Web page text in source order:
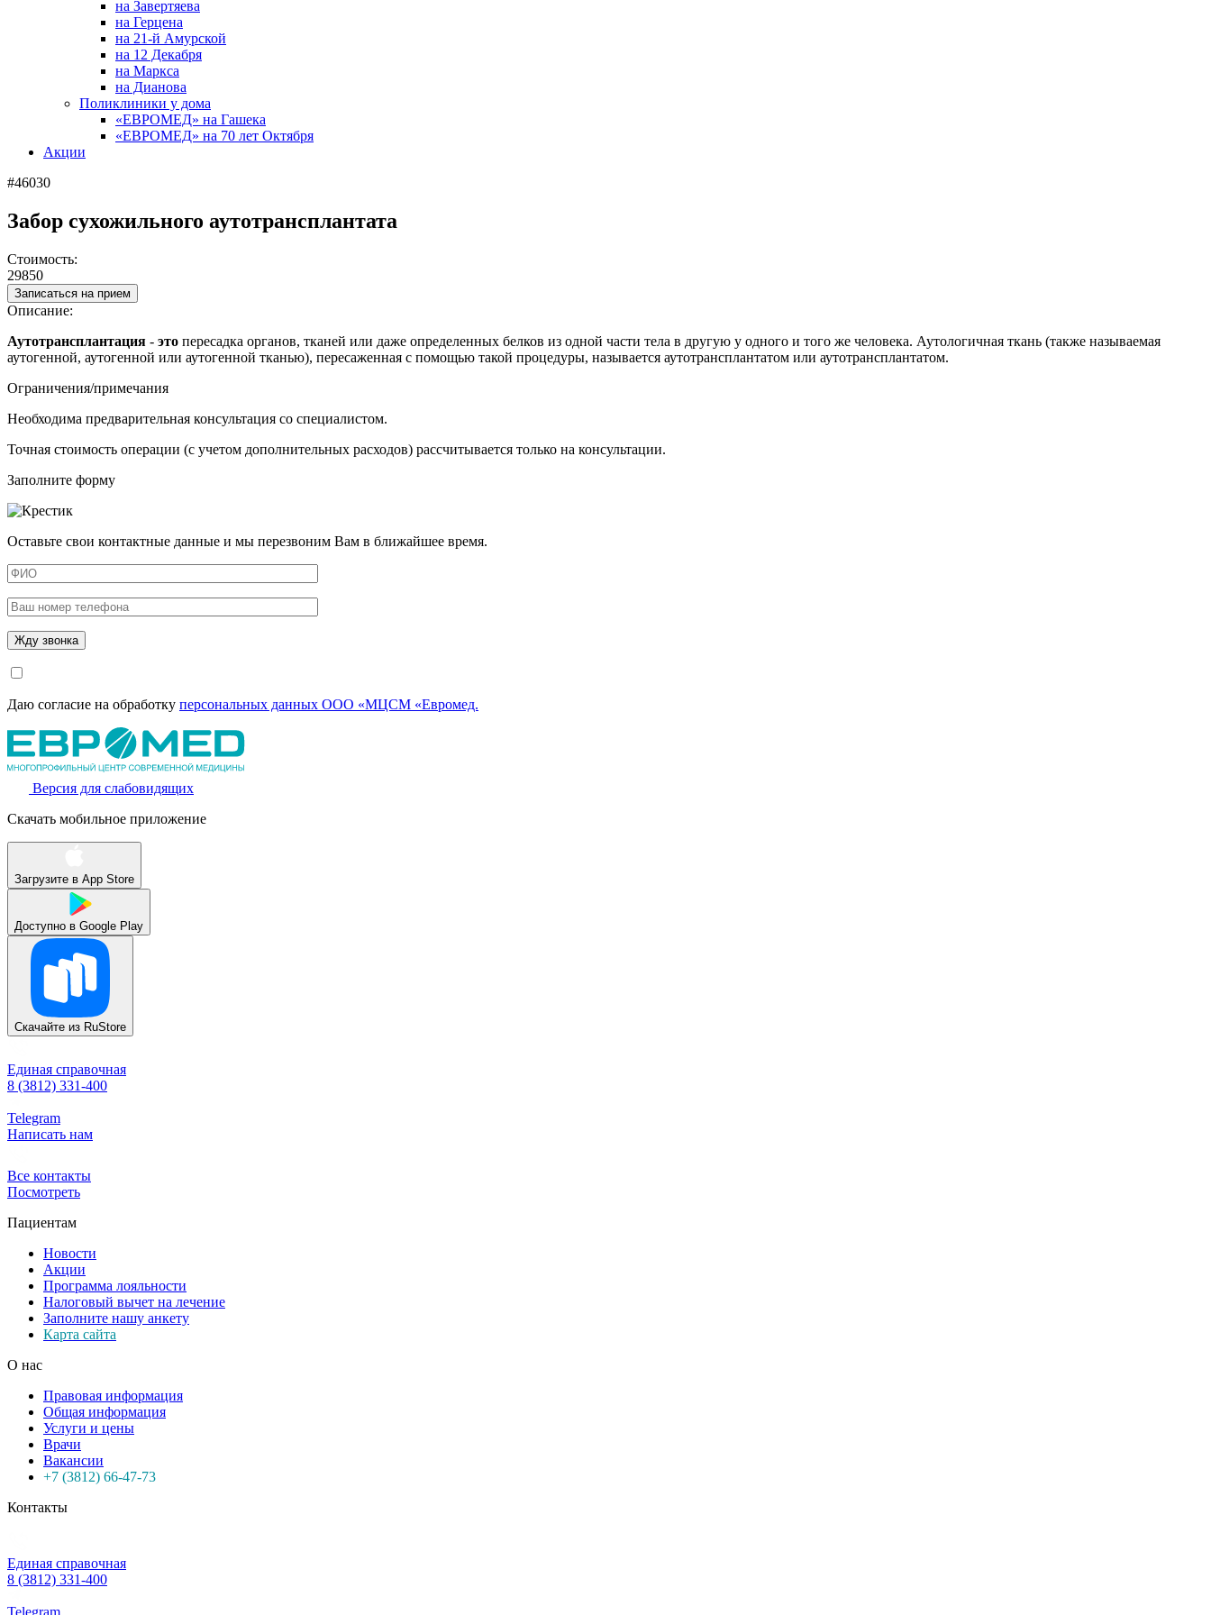
на Завертяева
на Герцена
на 21-й Амурской
на 12 Декабря
на Маркса
на Дианова
Поликлиники у дома
«ЕВРОМЕД» на Гашека
«ЕВРОМЕД» на 70 лет Октября
Акции
#46030
Забор сухожильного аутотрансплантата
Стоимость:
29850
Записаться на прием
Описание:
Аутотрансплантация - это пересадка органов, тканей или даже определенных белков из одной части тела в другую у одного и того же человека. Аутологичная ткань (также называемая
аутогенной, аутогенной или аутогенной тканью), пересаженная с помощью такой процедуры, называется аутотрансплантатом или аутотрансплантатом.
Ограничения/примечания
Необходима предварительная консультация со специалистом.
Точная стоимость операции (с учетом дополнительных расходов) рассчитывается только на консультации.
Заполните форму
Оставьте свои контактные данные и мы перезвоним Вам в ближайшее время.
Даю согласие на обработку персональных данных ООО «МЦСМ «Евромед.
Версия для слабовидящих
Скачать мобильное приложение
Загрузите в App Store
Доступно в Google Play
Скачайте из RuStore
Единая справочная
8 (3812) 331-400
Telegram
Написать нам
Все контакты
Посмотреть
Пациентам
Новости
Акции
Программа лояльности
Налоговый вычет на лечение
Заполните нашу анкету
Карта сайта
О нас
Правовая информация
Общая информация
Услуги и цены
Врачи
Вакансии
+7 (3812) 66-47-73
Контакты
Единая справочная
8 (3812) 331-400
Telegram